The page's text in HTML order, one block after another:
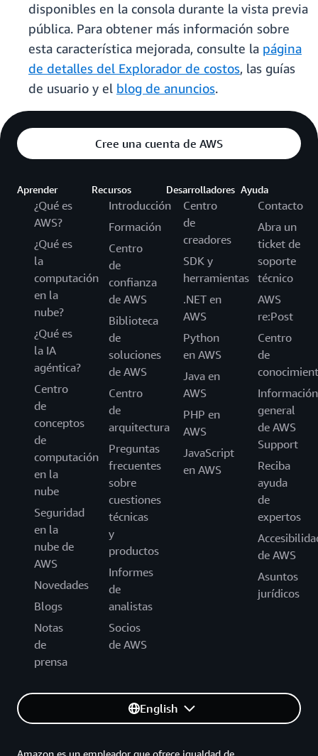
disponibles en la consola durante la vista previa
pública. Para obtener más información sobre
esta característica mejorada, consulte la página
de detalles del Explorador de costos, las guías
de usuario y el blog de anuncios.
Cree una cuenta de AWS
Aprender
¿Qué es
AWS?
¿Qué es
la
computación
en la
nube?
¿Qué es
la IA
agéntica?
Centro
de
conceptos
de
computación
en la
nube
Seguridad
en la
nube de
AWS
Novedades
Blogs
Notas
de
prensa
Recursos
Introducción
Formación
Centro
de
confianza
de AWS
Biblioteca
de
soluciones
de AWS
Centro
de
arquitectura
Preguntas
frecuentes
sobre
cuestiones
técnicas
y
productos
Informes
de
analistas
Socios
de AWS
Desarrolladores
Centro
de
creadores
SDK y
herramientas
.NET en
AWS
Python
en AWS
Java en
AWS
PHP en
AWS
JavaScript
en AWS
Ayuda
Contacto
Abra un
ticket de
soporte
técnico
AWS
re:Post
Centro
de
Información
general
de AWS
Support
Reciba
ayuda
de
expertos
de AWS
Asuntos
jurídicos
English